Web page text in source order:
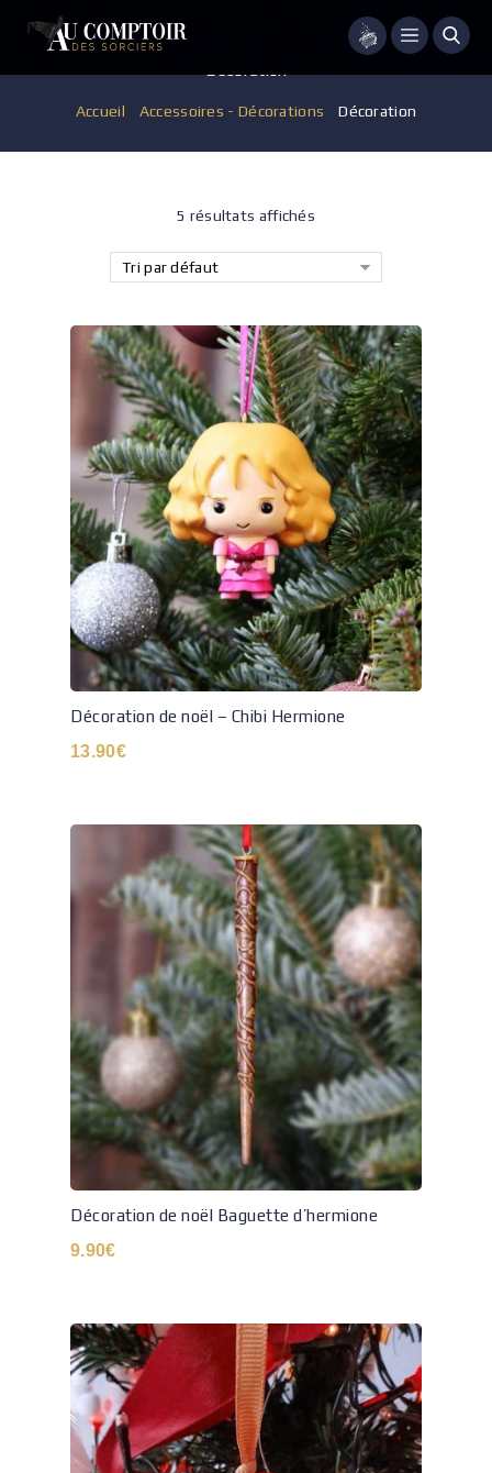
Menu
Accueil Accessoires - Décorations /Décoration
5 résultats affichés
Tri par défaut
Décoration de noël – Chibi Hermione
13.90€
Décoration de noël Baguette d’hermione
9.90€